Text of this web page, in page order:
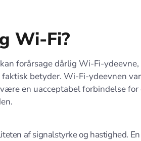
Wi-Fi?
forårsage dårlig Wi-Fi-
betyder. Wi-Fi-ydeevnen
en uacceptabel forbindelse for
af signalstyrke og hastighed.